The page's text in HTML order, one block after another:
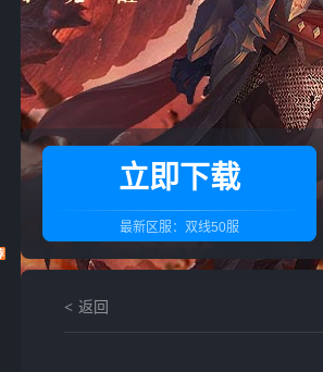
立即下载
最新区服： 双线50服
返回